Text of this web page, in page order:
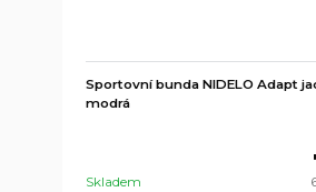
Sportovní bunda NIDELO Adapt
modrá
Skladem